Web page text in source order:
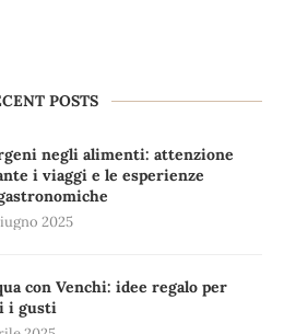
POSTS
negli alimenti: attenzione
i viaggi e le esperienze
2025
con Venchi: idee regalo per
i gusti